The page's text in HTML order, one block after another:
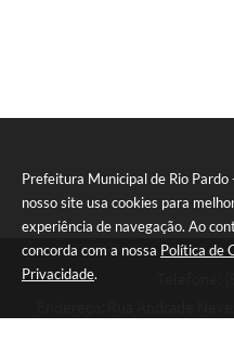
Prefeitura Municipal de Rio Pardo
nosso site usa cookies para
experiência de navegação. Ao
concorda com a nossa Política de
Privacidade.
Endereço: Rua Andrade